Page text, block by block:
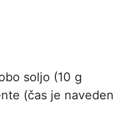
soljo (10 g
(čas je naveden